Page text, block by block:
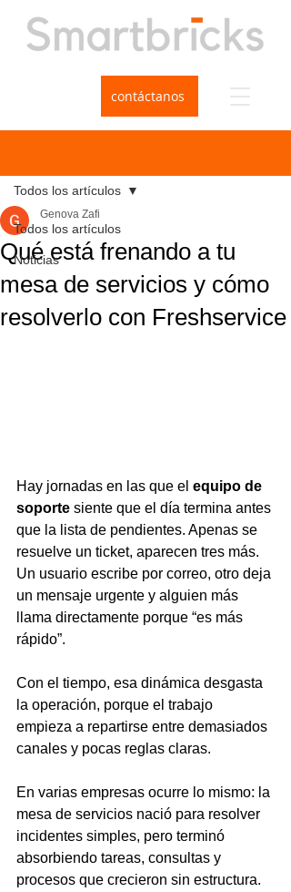
contáctanos
Todos los artículos
Noticias
Todos los artículos
Qué está frenando a tu
mesa de servicios y cómo
resolverlo con Freshservice
Genova Zafi
Hay jornadas en las que el equipo de
soporte siente que el día termina antes
que la lista de pendientes. Apenas se
resuelve un ticket, aparecen tres más.
Un usuario escribe por correo, otro deja
un mensaje urgente y alguien más
llama directamente porque “es más
rápido”.
Con el tiempo, esa dinámica desgasta
la operación, porque el trabajo
empieza a repartirse entre demasiados
canales y pocas reglas claras.
En varias empresas ocurre lo mismo: la
mesa de servicios nació para resolver
incidentes simples, pero terminó
absorbiendo tareas, consultas y
procesos que crecieron sin estructura.